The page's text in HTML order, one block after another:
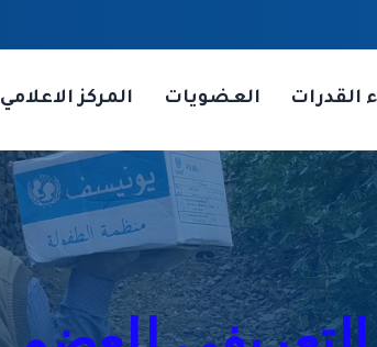
القدرات العضويات المركز الاعلامي